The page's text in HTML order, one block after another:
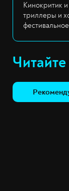
Кинокритик
триллеры и